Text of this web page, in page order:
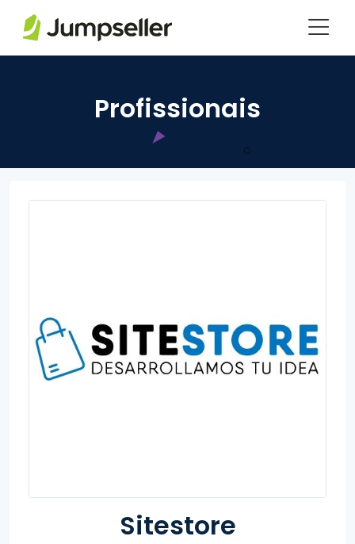
Profissionais
Sitestore